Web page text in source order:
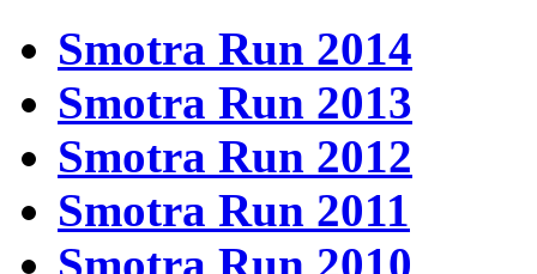
Smotra Run 2014
Smotra Run 2013
Smotra Run 2012
Smotra Run 2011
Smotra Run 2010